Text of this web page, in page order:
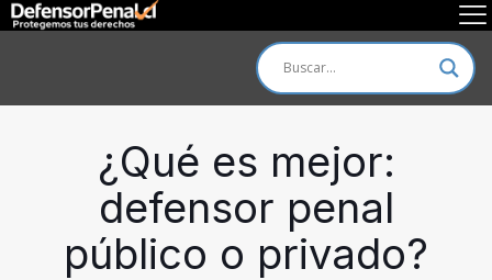
¿Qué es mejor:
defensor penal
público o privado?